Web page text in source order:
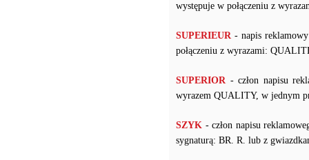
występuje w połączeniu z
SUPERIEUR- napis
połączeniu z wyrazami:
SUPERIOR- człon napisu
wyrazem QUALITY, w jednym
SZYK - człon napisu
sygnaturą: BR. R. lub z